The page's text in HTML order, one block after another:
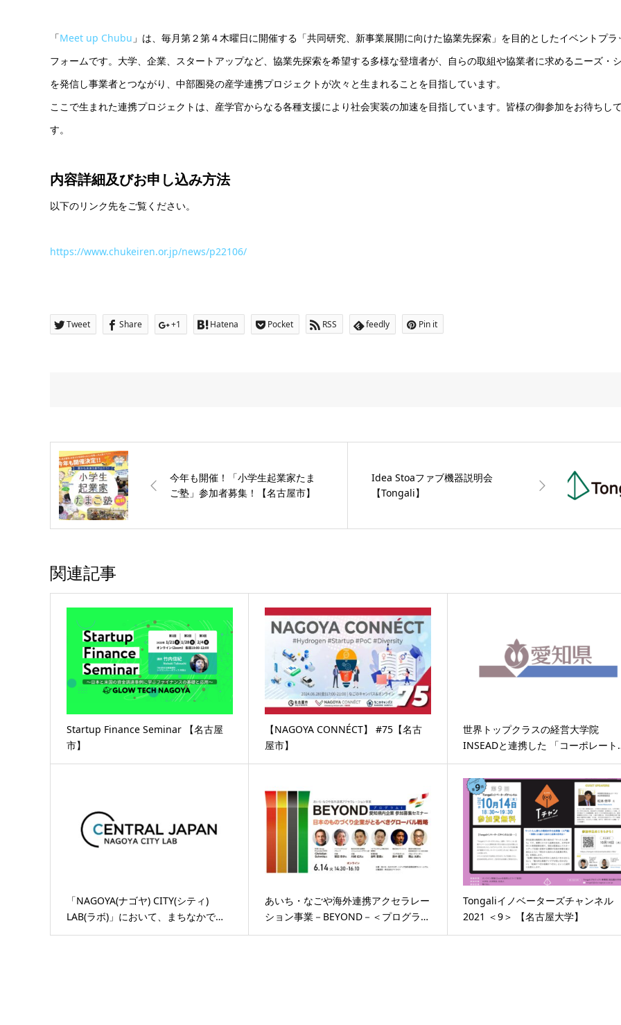
「Meet up Chubu 」は、毎月第２第４木曜日に開催する「共同研究、新事業展開に向けた協業先探索」を目的としたイベントプラ
フォームです。大学、企業、スタートアップなど、協業先探索を希望する多様な登壇者が、自らの取組や協業者に求めるニーズ・
を発信し事業者とつながり、中部圏発の産学連携プロジェクトが次々と生まれることを目指しています。
ここで生まれた連携プロジェクトは、産学官からなる各種支援により社会実装の加速を目指しています。皆様の御参加をお待ちし
す。
内容詳細及びお申し込み方法
以下のリンク先をご覧ください。
https://www.chukeiren.or.jp/news/p22106/
Tweet Share +1 Hatena Pocket RSS feedly Pin it
今年も開催！「小学生起業家たま
ご塾」参加者募集！【名古屋市】
Idea Stoaファブ機器説明会
【Tongali】
関連記事
Startup Finance Seminar 【名古屋
市】
【NAGOYA CONNÉCT】 #75【名古
屋市】
世界トップクラスの経営大学院
INSEADと連携した 「コーポレー
「NAGOYA(ナゴヤ) CITY(シティ)
LAB(ラボ)」において、まちなかで…
あいち・なごや海外連携アクセラレー
ション事業－BEYOND－＜プログラ…
Tongaliイノベーターズチャンネル
2021 ＜9＞ 【名古屋大学】